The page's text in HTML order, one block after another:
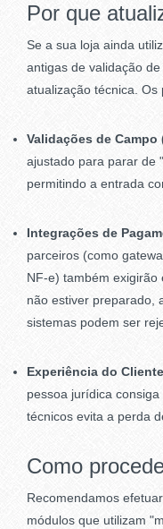
Por que
Se a sua loja ainda
antigas de validação
atualização técnica. Os
Validações de Campo
ajustado para parar de
permitindo a entrada
Integrações de
parceiros (como
NF-e) também exigirão
não estiver preparado,
sistemas podem ser
Experiência do
pessoa jurídica
técnicos evita a perda
Como
Recomendamos
módulos que utilizam